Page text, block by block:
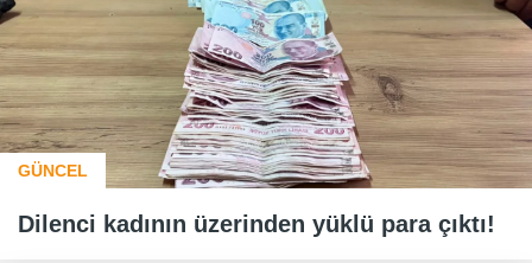
GÜNCEL
Dilenci kadının üzerinden yüklü para çıktı!